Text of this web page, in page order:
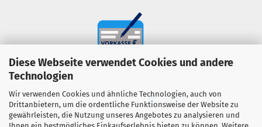
Diese Webseite verwendet Cookies und andere
Technologien
Wir verwenden Cookies und ähnliche Technologien, auch von
Drittanbietern, um die ordentliche Funktionsweise der Website zu
gewährleisten, die Nutzung unseres Angebotes zu analysieren und